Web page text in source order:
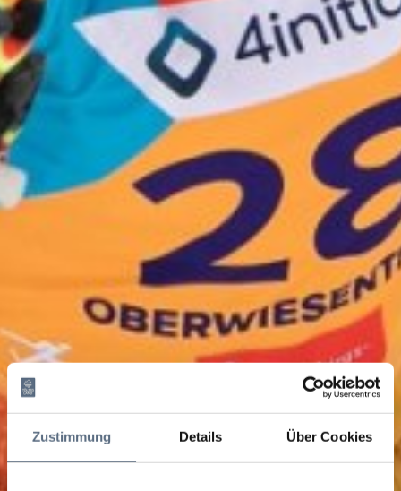
Zustimmung Details Über Cookies